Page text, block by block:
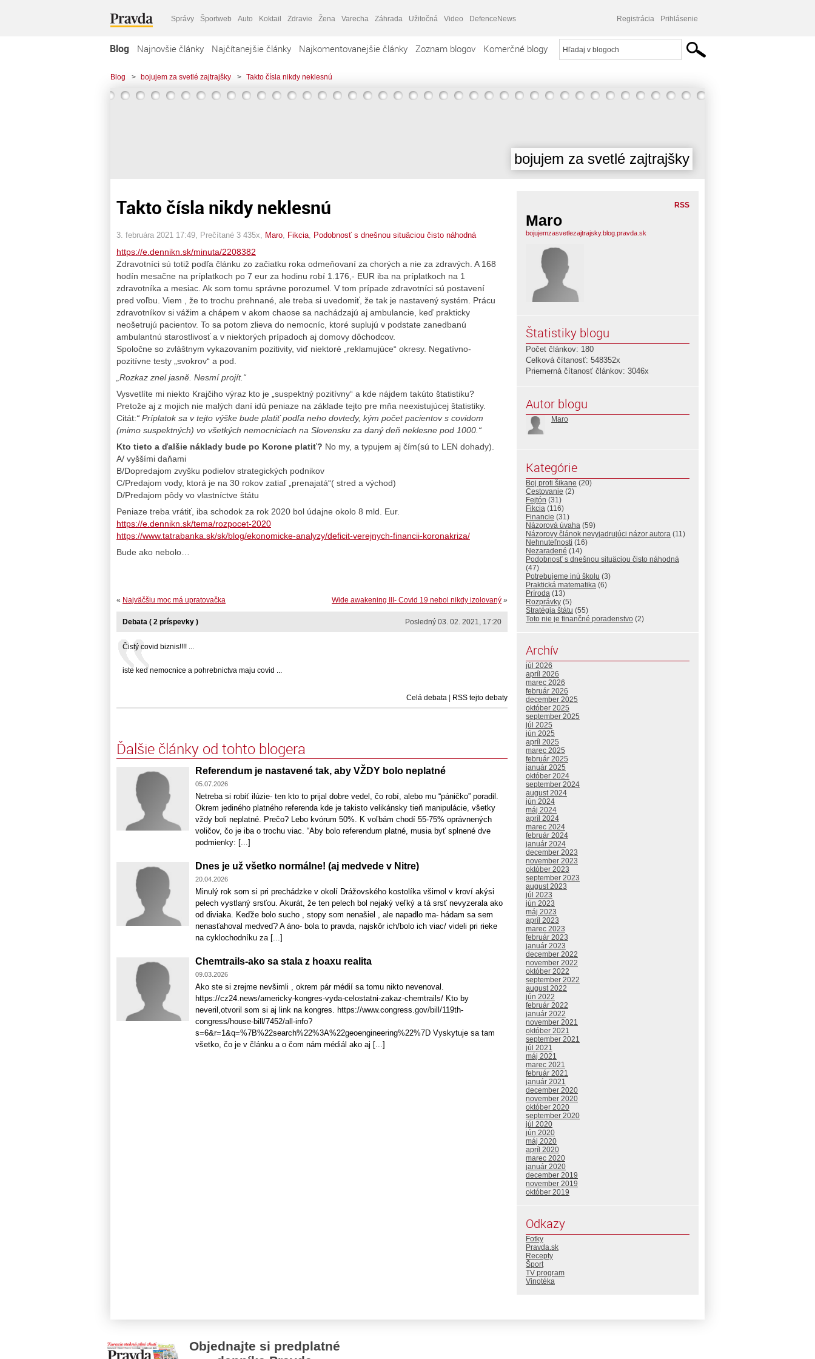
Správy Športweb Auto Koktail Zdravie Žena Varecha Záhrada Užitočná Video DefenceNews Registrácia Prihlásenie
Blog Najnovšie články Najčítanejšie články Najkomentovanejšie články Zoznam blogov Komerčné blogy
Blog > bojujem za svetlé zajtrajšky > Takto čísla nikdy neklesnú
bojujem za svetlé zajtrajšky
Takto čísla nikdy neklesnú
3. februára 2021 17:49 , Prečítané 3 435x, Maro Fikcia Podobnosť s dnešnou situäciou čisto náhodná
https://e.dennikn.sk/minuta/2208382
Zdravotníci sú totiž podľa článku zo začiatku roka odmeňovaní za chorých a nie za zdravých. A 168
hodín mesačne na príplatkoch po 7 eur za hodinu robí 1.176,- EUR iba na príplatkoch na 1
zdravotníka a mesiac. Ak som tomu správne porozumel. V tom prípade zdravotníci sú postavení
pred voľbu. Viem , že to trochu prehnané, ale treba si uvedomiť, že tak je nastavený systém. Prácu
zdravotníkov si vážim a chápem v akom chaose sa nachádzajú aj ambulancie, keď prakticky
neošetrujú pacientov. To sa potom zlieva do nemocníc, ktoré suplujú v podstate zanedbanú
ambulantnú starostlivosť a v niektorých prípadoch aj domovy dôchodcov.
Spoločne so zvláštnym vykazovaním pozitivity, viď niektoré „reklamujúce“ okresy. Negatívno-
pozitívne testy „svokrov“ a pod.
„Rozkaz znel jasnĕ. Nesmí projít.“
Vysvetlíte mi niekto Krajčiho výraz kto je „suspektný pozitívny“ a kde nájdem takúto štatistiku?
Pretože aj z mojich nie malých daní idú peniaze na základe tejto pre mňa neexistujúcej štatistiky.
Citát:“ Príplatok sa v tejto výške bude platiť podľa neho dovtedy, kým počet pacientov s covidom
(mimo suspektných) vo všetkých nemocniciach na Slovensku za daný deň neklesne pod 1000.“
Kto tieto a ďalšie náklady bude po Korone platiť? No my, a typujem aj čím(sú to LEN dohady).
A/ vyššími daňami
B/Dopredajom zvyšku podielov strategických podnikov
C/Predajom vody, ktorá je na 30 rokov zatiaľ „prenajatá“( stred a východ)
D/Predajom pôdy vo vlastníctve štátu
Peniaze treba vrátiť, iba schodok za rok 2020 bol údajne okolo 8 mld. Eur.
https://e.dennikn.sk/tema/rozpocet-2020
https://www.tatrabanka.sk/sk/blog/ekonomicke-analyzy/deficit-verejnych-financii-koronakriza/
Bude ako nebolo…
Wide awakening III- Covid 19 nebol nikdy izolovaný »
« Najväčšiu moc má upratovačka
Posledný 03. 02. 2021, 17:20
Debata ( 2 príspevky )
Čistý covid biznis!!!! ...
iste ked nemocnice a pohrebnictva maju covid ...
Celá debata RSS tejto debaty
Ďalšie články od tohto blogera
Referendum je nastavené tak, aby VŽDY bolo neplatné
05.07.2026
Netreba si robiť ilúzie- ten kto to prijal dobre vedel, čo robí, alebo mu “páničko” poradil.
Okrem jediného platného referenda kde je takisto velikánsky tieň manipulácie, všetky
vždy boli neplatné. Prečo? Lebo kvórum 50%. K voľbám chodí 55-75% oprávnených
voličov, čo je iba o trochu viac. “Aby bolo referendum platné, musia byť splnené dve
podmienky: [...]
Dnes je už všetko normálne! (aj medvede v Nitre)
20.04.2026
Minulý rok som si pri prechádzke v okolí Drážovského kostolíka všimol v kroví akýsi
pelech vystlaný srsťou. Akurát, že ten pelech bol nejaký veľký a tá srsť nevyzerala ako
od diviaka. Keďže bolo sucho , stopy som nenašiel , ale napadlo ma- hádam sa sem
nenasťahoval medveď? A áno- bola to pravda, najskôr ich/bolo ich viac/ videli pri rieke
na cyklochodníku za [...]
Chemtrails-ako sa stala z hoaxu realita
09.03.2026
Ako ste si zrejme nevšimli , okrem pár médií sa tomu nikto nevenoval.
https://cz24.news/americky-kongres-vyda-celostatni-zakaz-chemtrails/ Kto by
neveril,otvoril som si aj link na kongres. https://www.congress.gov/bill/119th-
congress/house-bill/7452/all-info?
s=6&r=1&q=%7B%22search%22%3A%22geoengineering%22%7D Vyskytuje sa tam
všetko, čo je v článku a o čom nám médiál ako aj [...]
RSS
Maro
bojujemzasvetlezajtrajsky.blog.pravda.sk
Štatistiky blogu
Počet článkov: 180
Celková čítanosť: 548352x
Priemerná čítanosť článkov: 3046x
Autor blogu
Maro
Kategórie
Boj proti šikane (20)
Cestovanie (2)
Fejtón (31)
Fikcia (116)
Financie (31)
Názorová úvaha (59)
Názorovy článok nevyjadrujúci názor autora (11)
Nehnuteľnosti (16)
Nezaradené (14)
Podobnosť s dnešnou situäciou čisto náhodná
(47)
Potrebujeme inú školu (3)
Praktická matematika (6)
Príroda (13)
Rozprávky (5)
Stratégia štátu (55)
Toto nie je finančné poradenstvo (2)
Archív
júl 2026
apríl 2026
marec 2026
február 2026
december 2025
október 2025
september 2025
júl 2025
jún 2025
apríl 2025
marec 2025
február 2025
január 2025
október 2024
september 2024
august 2024
jún 2024
máj 2024
apríl 2024
marec 2024
február 2024
január 2024
december 2023
november 2023
október 2023
september 2023
august 2023
júl 2023
jún 2023
máj 2023
apríl 2023
marec 2023
február 2023
január 2023
december 2022
november 2022
október 2022
september 2022
august 2022
jún 2022
február 2022
január 2022
november 2021
október 2021
september 2021
júl 2021
máj 2021
marec 2021
február 2021
január 2021
december 2020
november 2020
október 2020
september 2020
júl 2020
jún 2020
máj 2020
apríl 2020
marec 2020
január 2020
december 2019
november 2019
október 2019
Odkazy
Fotky
Pravda.sk
Recepty
Šport
TV program
Vinotéka
Objednajte si predplatné